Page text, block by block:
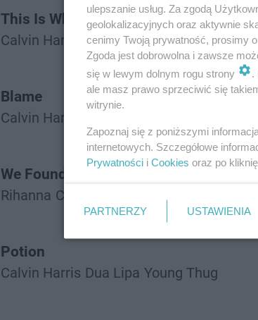
This Is What You Came for
Calvin Harris
Rihanna
Blame
Calvin Harris
We Found Love
Rihanna Calvin Harris
Potion
Calvin Harris Dua Lipa Young Thug
ulepszanie usług. Za zgodą
geolokalizacyjnych oraz aktywnie
cenimy Twoją prywatność, prosimy
Zgoda jest dobrowolna i zawsze
się w lewym dolnym rogu strony
.
ale masz prawo sprzeciwić się
witrynie.
Zapoznaj się z poniższymi
internetowych. Szczegółowe
Prywatności i Cookies oraz po
PARTNERZY USTAWIENIA